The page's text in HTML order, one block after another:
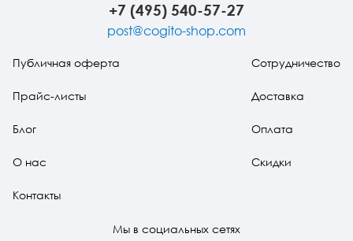
версии:
Русскоязычная
версия
YRV™):
исследователя
+7 (495) 540-57-27
post@cogito-shop.com
Публичная оферта
Прайс-листы
Блог
О нас
Контакты
Сотрудничество
Доставка
Оплата
Скидки
Мы в социальных сетях